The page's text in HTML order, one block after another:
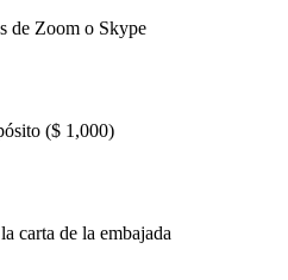
de Zoom o Skype
($ 1,000)
carta de la embajada